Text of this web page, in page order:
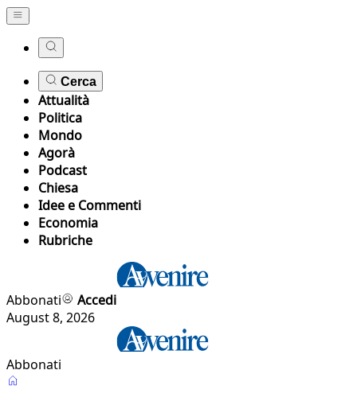
Cerca
Attualità
Politica
Mondo
Agorà
Podcast
Chiesa
Idee e Commenti
Economia
Rubriche
Abbonati
Accedi
August 8, 2026
Abbonati